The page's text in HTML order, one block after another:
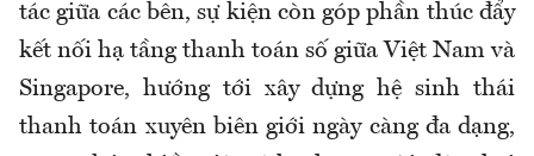
tác giữa các bên, sự kiện còn góp phần thúc đẩy
kết nối hạ tầng thanh toán số giữa Việt Nam và
Singapore, hướng tới xây dựng hệ sinh thái
thanh toán xuyên biên giới ngày càng đa dạng,